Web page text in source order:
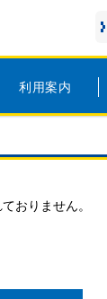
利用案内
おりません。